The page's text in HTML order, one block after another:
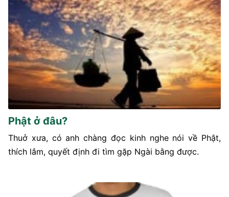
Phật ở đâu?
Thuở xưa, có anh chàng đọc kinh nghe nói về Phật,
thích lắm, quyết định đi tìm gặp Ngài bằng được.